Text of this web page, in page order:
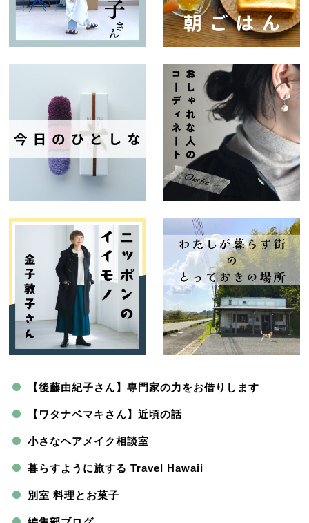
【後藤由紀子さん】専門家の力をお借りします
【ワタナベマキさん】近頃の話
小さなヘアメイク相談室
暮らすように旅する Travel Hawaii
別室 料理とお菓子